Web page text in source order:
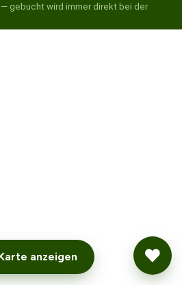
anzeigen
gebucht wird immer direkt bei der